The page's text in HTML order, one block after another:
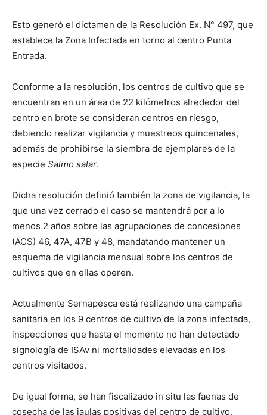
Esto generó el dictamen de la Resolución Ex. N° 497, que
establece la Zona Infectada en torno al centro Punta
Entrada.
Conforme a la resolución, los centros de cultivo que se
encuentran en un área de 22 kilómetros alrededor del
centro en brote se consideran centros en riesgo,
debiendo realizar vigilancia y muestreos quincenales,
además de prohibirse la siembra de ejemplares de la
especie Salmo salar.
Dicha resolución definió también la zona de vigilancia, la
que una vez cerrado el caso se mantendrá por a lo
menos 2 años sobre las agrupaciones de concesiones
(ACS) 46, 47A, 47B y 48, mandatando mantener un
esquema de vigilancia mensual sobre los centros de
cultivos que en ellas operen.
Actualmente Sernapesca está realizando una campaña
sanitaria en los 9 centros de cultivo de la zona infectada,
inspecciones que hasta el momento no han detectado
signología de ISAv ni mortalidades elevadas en los
centros visitados.
De igual forma, se han fiscalizado in situ las faenas de
cosecha de las jaulas positivas del centro de cultivo,